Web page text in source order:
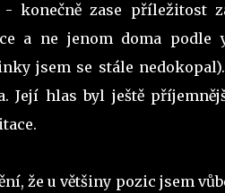
konečně zase příležitost
a ne jenom doma podle
jsem se stále
Její hlas byl ještě
že u většiny pozic jsem